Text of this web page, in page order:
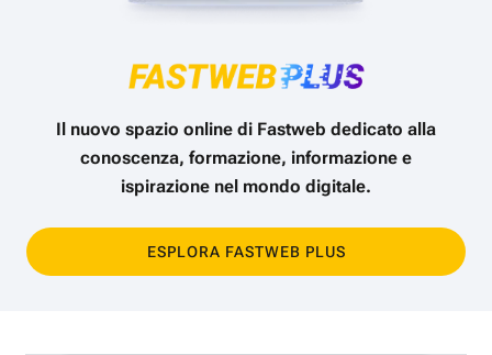
Il nuovo spazio online di Fastweb dedicato alla
conoscenza, formazione, informazione e
ispirazione nel mondo digitale.
ESPLORA FASTWEB PLUS